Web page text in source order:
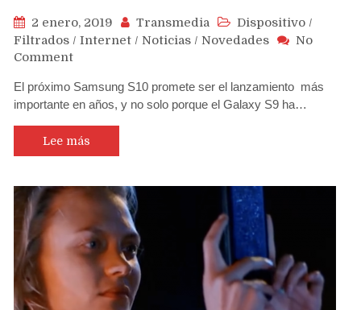
2 enero, 2019 Transmedia Dispositivo /
Filtrados / Internet / Noticias / Novedades
No
Commenton
y
fechas
estimadas
de
lanzamiento
los
nuevos
Samsung
S10
El próximo Samsung S10 promete ser el lanzamiento más
importante en años, y no solo porque el Galaxy S9 ha…
Lee más